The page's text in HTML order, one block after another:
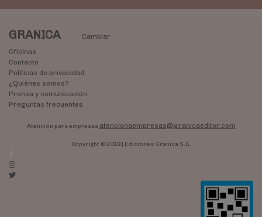
GRANICA
Cambiar
Oficinas
Contacto
Políticas de privacidad
¿Quiénes somos?
Prensa y comunicación
Preguntas frecuentes
Atención para empresas atencionaempresas@granicaeditor.com
Copyright © 2019 | Ediciones Granica S.A.